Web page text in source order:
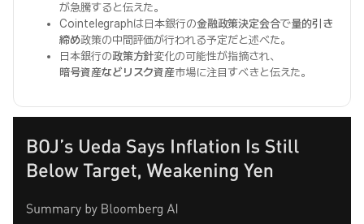
が急騰すると伝えた。
Cointelegraphは日本銀行の金融政策決定会合で量的引き
締め政策の中間評価が行われる予定だと述べた。
日本銀行の政策方針変化の可能性が指摘され、
暗号資産などリスク資産市場に注目すべきと伝えた。